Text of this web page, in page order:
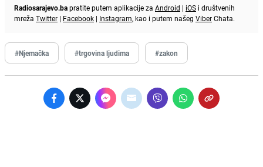
Radiosarajevo.bapratite putem aplikacije za Android | iOS i društvenih
mreža Twitter | Facebook | Instagram, kao i putem našeg ViberChata.
#Njemačka #trgovina ljudima #zakon